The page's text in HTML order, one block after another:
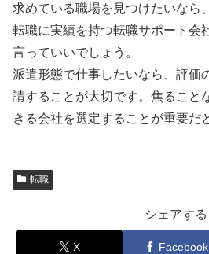
求めている職場を見つけたいなら
転職に実績を持つ転職サポート会
言っていいでしょう。
派遣形態で仕事したいなら、評価
請することが大切です。焦ること
きる会社を選定することが重要だ
転職
シェアする
X Facebook